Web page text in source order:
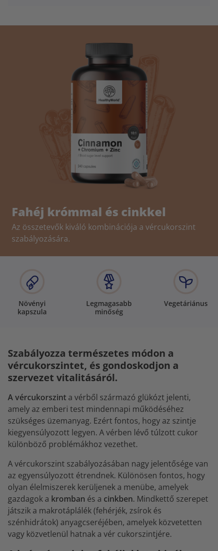
Fahéj krómmal és cinkkel
Az összetevők kiváló kombinációja a vércukorszint
szabályozására.
Növényi
kapszula
Legmagasabb
minőség
Vegetáriánus
Szabályozza természetes módon a
vércukorszintet, és gondoskodjon a
szervezet vitalitásáról.
A vércukorszint a vérből származó glükózt jelenti,
amely az emberi test mindennapi működéséhez
szükséges üzemanyag. Ezért fontos, hogy az szintje
kiegyensúlyozott legyen. A vérben lévő túlzott cukor
különböző problémákhoz vezethet.
A vércukorszint szabályozásában nagy jelentősége van
az egyensúlyozott étrendnek. Különösen fontos, hogy
olyan élelmiszerek kerüljenek a menübe, amelyek
gazdagok a kromban és a cinkben. Mindkettő szerepet
játszik a makrotáplálék (fehérjék, zsírok és
szénhidrátok) anyagcseréjében, amelyek közvetetten
vagy közvetlenül hatnak a vér cukorszintjére.